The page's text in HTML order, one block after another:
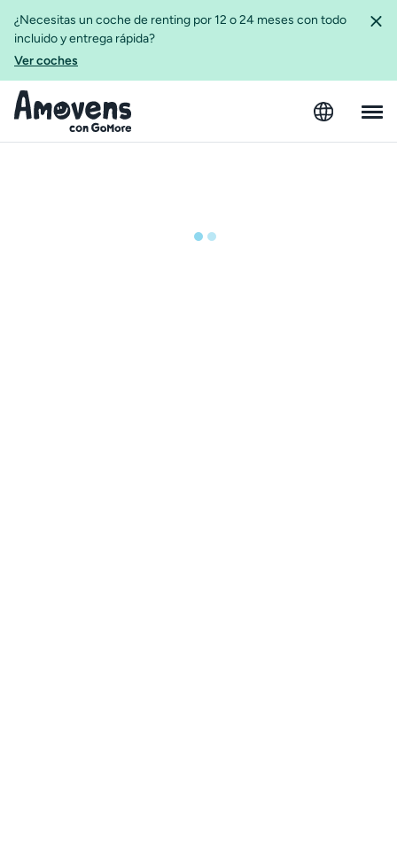
¿Necesitas un coche de renting por 12 o 24 meses con todo
incluido y entrega rápida?
Ver coches